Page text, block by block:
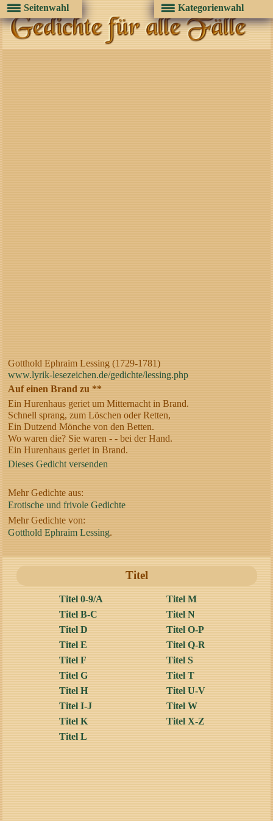
Gotthold Ephraim Lessing (1729-1781)
www.lyrik-lesezeichen.de/gedichte/lessing.php
Auf einen Brand zu **
Ein Hurenhaus geriet um Mitternacht in Brand.
Schnell sprang, zum Löschen oder Retten,
Ein Dutzend Mönche von den Betten.
Wo waren die? Sie waren - - bei der Hand.
Ein Hurenhaus geriet in Brand.
Dieses Gedicht versenden
Mehr Gedichte aus:
Erotische und frivole Gedichte
Mehr Gedichte von:
Gotthold Ephraim Lessing.
Titel
Titel 0-9/A
Titel B-C
Titel D
Titel E
Titel F
Titel G
Titel H
Titel I-J
Titel K
Titel L
Titel M
Titel N
Titel O-P
Titel Q-R
Titel S
Titel T
Titel U-V
Titel W
Titel X-Z
Seitenwahl Kategorienwahl